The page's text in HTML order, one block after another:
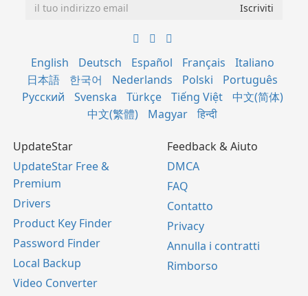
English Deutsch Español Français
Italiano
日本語
한국어 Nederlands Polski
Português
Русский
Svenska Türkçe Tiếng Việt
中文(简体)
中文(繁體)
Magyar हिन्दी
UpdateStar
UpdateStar Free &
Premium
Drivers
Product Key Finder
Password Finder
Local Backup
Video Converter
Feedback & Aiuto
DMCA
FAQ
Contatto
Privacy
Annulla i contratti
Rimborso